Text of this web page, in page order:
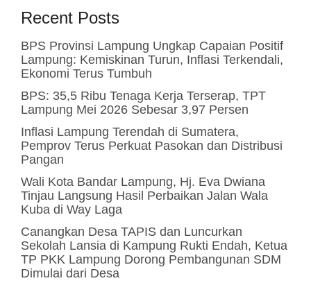
Recent Posts
BPS Provinsi Lampung Ungkap Capaian Positif
Lampung: Kemiskinan Turun, Inflasi Terkendali,
Ekonomi Terus Tumbuh
BPS: 35,5 Ribu Tenaga Kerja Terserap, TPT
Lampung Mei 2026 Sebesar 3,97 Persen
Inflasi Lampung Terendah di Sumatera,
Pemprov Terus Perkuat Pasokan dan Distribusi
Pangan
Wali Kota Bandar Lampung, Hj. Eva Dwiana
Tinjau Langsung Hasil Perbaikan Jalan Wala
Kuba di Way Laga
Canangkan Desa TAPIS dan Luncurkan
Sekolah Lansia di Kampung Rukti Endah, Ketua
TP PKK Lampung Dorong Pembangunan SDM
Dimulai dari Desa